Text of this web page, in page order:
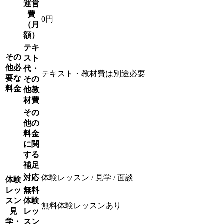
その
他必
要な
料金
運営
費
（月
額）
0円
テキ
スト
代・
その
他教
材費
テキスト・教材費は別途必要
その
他の
料金
に関
する
補足
体験
レッ
スン
見
学・
対応 体験レッスン / 見学 / 面談
無料
体験
レッ
スン
無料体験レッスンあり